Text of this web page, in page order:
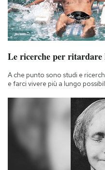
Le ricerche per ritardare
A che punto sono studi e
e farci vivere più a lungo